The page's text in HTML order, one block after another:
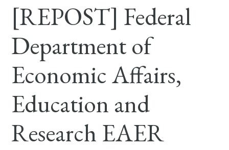
[REPOST] Federal
Department of
Economic Affairs,
Education and
Research EAER